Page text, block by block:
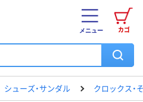
カゴ
メニュー
シューズ・サンダル クロックス・